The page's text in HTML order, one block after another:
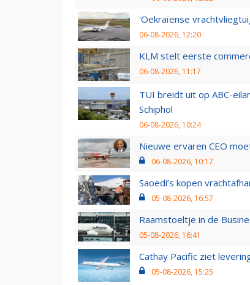
'Oekraïense
06-08-2026, 12:20
KLM stelt eerste
06-08-2026, 11:17
TUI breidt uit op ABC-
Schiphol
06-08-2026, 10:24
Nieuwe ervaren CEO
06-08-2026, 10:17
Saoedi’s kopen
05-08-2026, 16:57
Raamstoeltje in de
05-08-2026, 16:41
Cathay Pacific ziet
05-08-2026, 15:25